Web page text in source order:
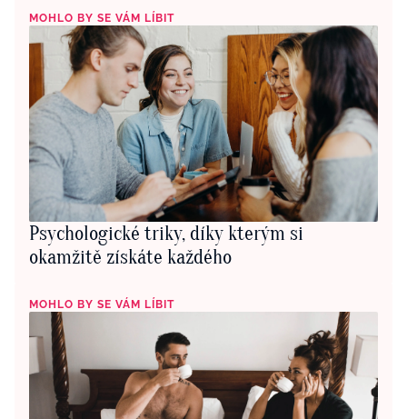
MOHLO BY SE VÁM LÍBIT
Psychologické triky, díky kterým si
okamžitě získáte každého
MOHLO BY SE VÁM LÍBIT